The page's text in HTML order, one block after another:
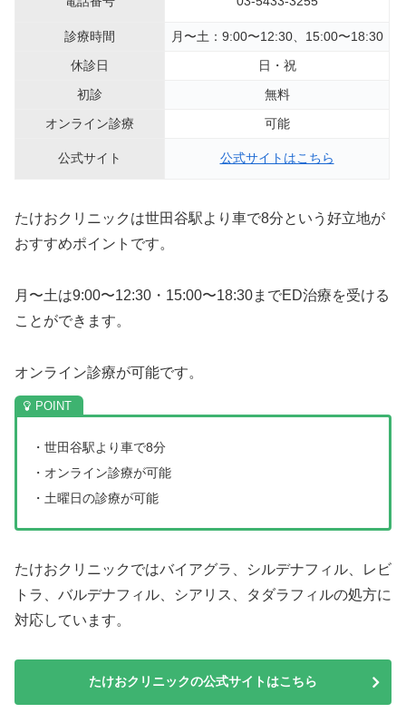
診療時間
月〜土：9:00〜12:30、15:00〜18:30
休診日
日・祝
初診
無料
オンライン診療
可能
公式サイト 公式サイトはこちら
たけおクリニックは世田谷駅より車で8分という好立地が
おすすめポイントです。
月〜土は9:00〜12:30・15:00〜18:30までED治療を受ける
ことができます。
オンライン診療が可能です。
・世田谷駅より車で8分
・オンライン診療が可能
・土曜日の診療が可能
たけおクリニックではバイアグラ、シルデナフィル、レビ
トラ、バルデナフィル、シアリス、タダラフィルの処方に
対応しています。
たけおクリニックの公式サイトはこちら